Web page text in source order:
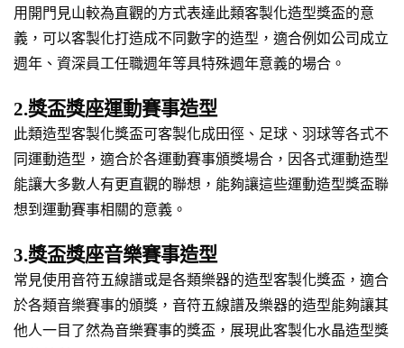
用開門見山較為直觀的方式表達此類客製化造型獎盃的意
義，可以客製化打造成不同數字的造型，適合例如公司成立
週年、資深員工任職週年等具特殊週年意義的場合。
2.獎盃獎座運動賽事造型
此類造型客製化獎盃可客製化成田徑、足球、羽球等各式不
同運動造型，適合於各運動賽事頒獎場合，因各式運動造型
能讓大多數人有更直觀的聯想，能夠讓這些運動造型獎盃聯
想到運動賽事相關的意義。
3.獎盃獎座音樂賽事造型
常見使用音符五線譜或是各類樂器的造型客製化獎盃，適合
於各類音樂賽事的頒獎，音符五線譜及樂器的造型能夠讓其
他人一目了然為音樂賽事的獎盃，展現此客製化水晶造型獎